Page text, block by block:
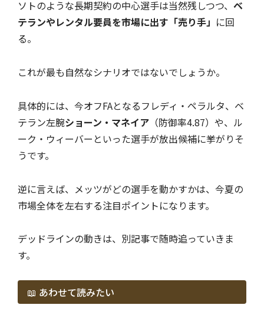
ソトのような長期契約の中心選手は当然残しつつ、 ベ
テランやレンタル要員を市場に出す「売り手」 に回
る。
これが最も自然なシナリオではないでしょうか。
具体的には、今オフFAとなるフレディ・ペラルタ、ベ
テラン左腕ショーン・マネイア （防御率4.87）や、ル
ーク・ウィーバーといった選手が放出候補に挙がりそ
うです。
逆に言えば、メッツがどの選手を動かすかは、今夏の
市場全体を左右する注目ポイントになります。
デッドラインの動きは、別記事で随時追っていきま
す。
📖 あわせて読みたい